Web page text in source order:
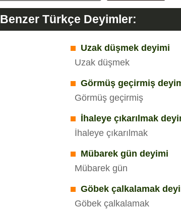
Benzer Türkçe Deyimler:
Uzak düşmek deyimi
Uzak düşmek
Görmüş geçirmiş
Görmüş geçirmiş
İhaleye çıkarılmak
İhaleye çıkarılmak
Mübarek gün deyimi
Mübarek gün
Göbek çalkalamak
Göbek çalkalamak